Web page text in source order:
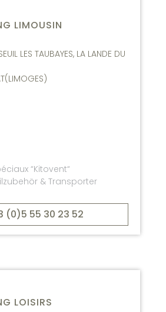
LIMOUSIN
LES TAUBAYES, LA LANDE DU
“Kitovent“
& Transporter
(0)5 55 30 23 52
LOISIRS